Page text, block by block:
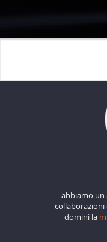
abbiamo un
collaborazioni
domini la